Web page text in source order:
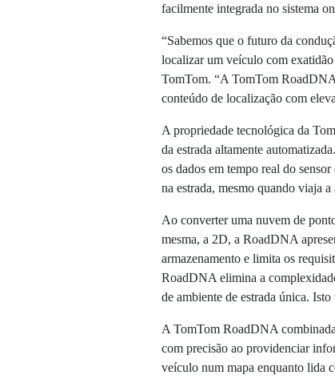
facilmente integrada no sistema
“Sabemos que o futuro da
localizar um veículo com
TomTom. “A TomTom
conteúdo de localização com
A propriedade tecnológica da
da estrada altamente
os dados em tempo real do
na estrada, mesmo quando viaja
Ao converter uma nuvem de
mesma, a 2D, a RoadDNA
armazenamento e limita os
RoadDNA elimina a
de ambiente de estrada única.
A TomTom RoadDNA
com precisão ao providenciar
veículo num mapa enquanto lida